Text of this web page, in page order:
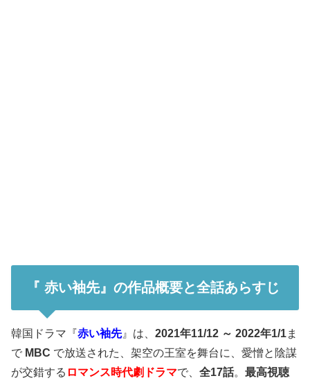
『 赤い袖先』の作品概要と全話あらすじ
韓国ドラマ『赤い袖先』は、 2021年11/12 ～ 2022年1/1ま
で MBC で放送された、架空の王室を舞台に、愛憎と陰謀
が交錯する ロマンス時代劇ドラマで、 全17話。 最高視聴